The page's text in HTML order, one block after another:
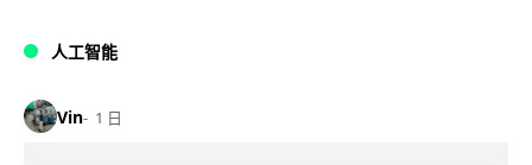
人工智能
Vin 1 日